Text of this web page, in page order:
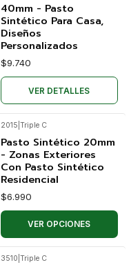
40mm - Pasto
Sintético Para Casa,
Diseños
Personalizados
$9.740
VER DETALLES
2015 Triple C
Pasto Sintético 20mm
- Zonas Exteriores
Con Pasto Sintético
Residencial
$6.990
VER OPCIONES
3510 Triple C